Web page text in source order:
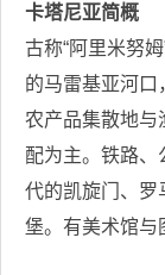
卡塔尼亚简概
古称“阿里米努
的马雷基亚河口
农产品集散地与
配为主。铁路、
代的凯旋门、罗
堡。有美术馆与